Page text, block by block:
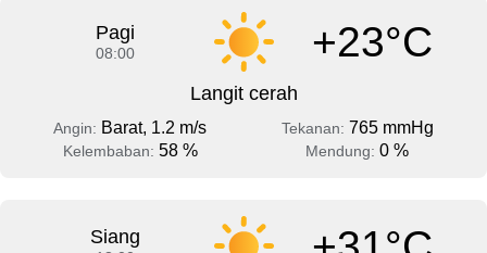
Pagi
08:00 +23°C
Langit cerah
Angin: Barat, 1.2 m/s Tekanan: 765 mmHg
Kelembaban: 58 % Mendung: 0 %
Siang